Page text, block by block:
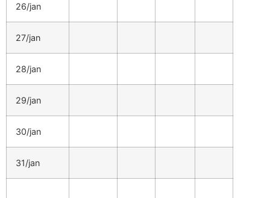
26/jan
27/jan
28/jan
29/jan
30/jan
31/jan